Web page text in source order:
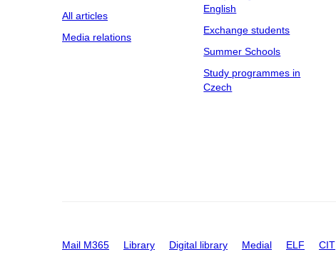
All articles
Media relations
English
Exchange students
Summer Schools
Study programmes in
Czech
Mail M365 Library Digital library Medial ELF CIT